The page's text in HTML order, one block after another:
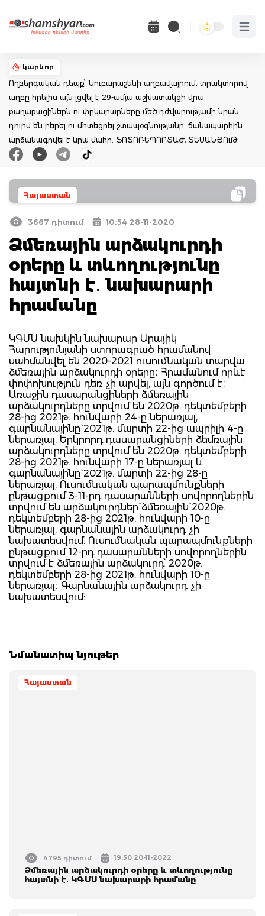
Open
կարևոր
Ողբերգական դեպք՝ Նուբարաշենի աղբավայրում. տրակտորով
աղբը հրելիս այն լցվել է 29-ամյա աշխատակցի վրա.
քաղաքացիներն ու փրկարարները մեծ դժվարությամբ նրան
դուրս են բերել ու մոտեցրել շտապօգնությանը. ճանապարհին
արձանագրվել է նրա մահը. ՖՈՏՈՌԵՊՈՐՏԱԺ, ՏԵՍԱՆՅՈւԹ
Հայաստան
3667 դիտում 10:54 28-11-2020
Ձմեռային արձակուրդի
օրերը և տևողությունը
հայտնի է․ նախարարի
հրամանը
ԿԳՄՍ նախկին նախարար Արայիկ
Հարությունյանի ստորագրած հրամանով
սահմանվել են 2020-2021 ուսումնական տարվա
ձմեռային արձակուրդի օրերը։ Հրամանում որևէ
փոփոխություն դեռ չի արվել, այն գործում է։
Առաջին դասարանցիների ձմեռային
արձակուրդները տրվում են 2020թ. դեկտեմբերի
28-ից 2021թ. հունվարի 24-ը ներառյալ,
գարնանայինը` 2021թ. մարտի 22-ից ապրիլի 4-ը
ներառյալ: Երկրորդ դասարանցիների ձեմռային
արձակուրդները տրվում են 2020թ. դեկտեմբերի
28-ից 2021թ. հունվարի 17-ը ներառյալ և
գարնանայինը` 2021թ. մարտի 22-ից 28-ը
ներառյալ: Ուսումնական պարապմունքների
ընթացքում 3-11-րդ դասարանների սովորողներին
տրվում են արձակուրդներ` ձմեռային` 2020թ.
դեկտեմբերի 28-ից 2021թ. հունվարի 10-ը
ներառյալ, գարնանային արձակուրդ չի
նախատեսվում: Ուսումնական պարապմունքների
ընթացքում 12-րդ դասարանների սովորողներին
տրվում է ձմեռային արձակուրդ՝ 2020թ.
դեկտեմբերի 28-ից 2021թ. հունվարի 10-ը
ներառյալ։ Գարնանային արձակուրդ չի
նախատեսվում:
Նմանատիպ նյութեր
Հայաստան
4795 դիտում 19:50 20-11-2022
Ձմեռային արձակուրդի օրերը և տևողությունը
հայտնի է․ ԿԳՄՍ նախարարի հրամանը